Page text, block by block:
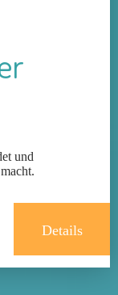
und
Details